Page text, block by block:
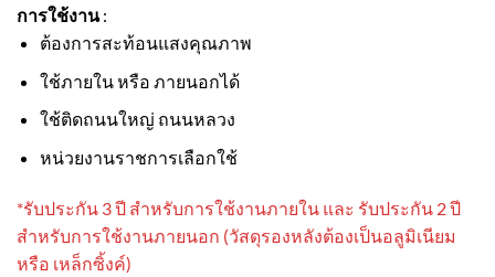
การใช้งาน:
ต้องการสะท้อนแสงคุณภาพ
ใช้ภายใน หรือ ภายนอกได้
ใช้ติดถนนใหญ่ ถนนหลวง
หน่วยงานราชการเลือกใช้
*รับประกัน 3 ปี สําหรับการใช้งานภายใน และ รับประกัน 2 ปี
สําหรับการใช้งานภายนอก (วัสดุรองหลังต้องเป็นอลูมิเนียม
หรือ เหล็กซิ้งค์)